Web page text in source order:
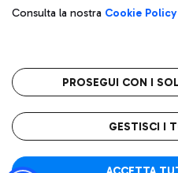
Gelateria
Wine Bar & Sparkling
Raggiungi l’aeroporto senza
Scopri la nostra offerta per
Mappa Aeroporto Fiumicino
Privacy policy
Consulta la nostra Cookie Policy
PROSEGUI CON I
GESTISCI I